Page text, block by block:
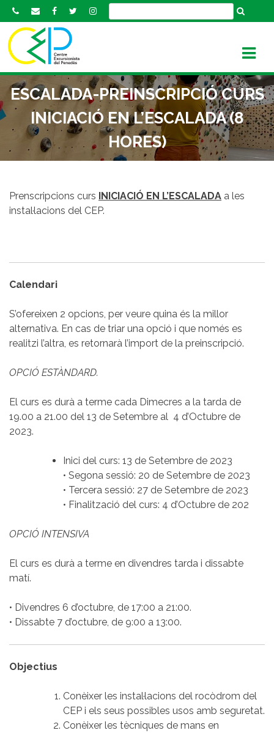
k
o
n
ESCALADA-PREINSCRIPCIÓ CURS
INICIACIÓ EN L’ESCALADA (8
HORES)
Prenscripcions curs INICIACIÓ EN L’ESCALADA a les
instal·lacions del CEP.
Calendari
S’ofereixen 2 opcions, per veure quina és la millor
alternativa. En cas de triar una opció i que només es
realitzi l’altra, es retornarà l’import de la preinscripció.
OPCIÓ ESTÀNDARD.
El curs es durà a terme cada Dimecres a la tarda de
19.00 a 21.00 del 13 de Setembre al 4 d’Octubre de
2023.
Inici del curs: 13 de Setembre de 2023
• Segona sessió: 20 de Setembre de 2023
• Tercera sessió: 27 de Setembre de 2023
• Finalització del curs: 4 d’Octubre de 202
OPCIÓ INTENSIVA
El curs es durà a terme en divendres tarda i dissabte
matí.
• Divendres 6 d’octubre, de 17:00 a 21:00.
• Dissabte 7 d’octubre, de 9:00 a 13:00.
Objectius
Conèixer les instal·lacions del rocòdrom del
CEP i els seus possibles usos amb seguretat.
Conèixer les tècniques de mans en